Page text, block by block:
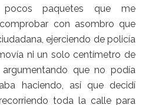
pocos paquetes que me
con asombro que
ejerciendo de policía
ni un solo centímetro de
que no podía
haciendo, así que decidí
toda la calle para